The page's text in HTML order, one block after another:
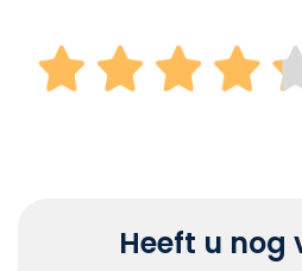
Heeft u nog